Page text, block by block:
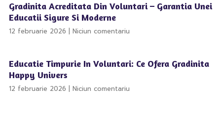
Gradinita Acreditata Din Voluntari – Garantia Unei
Educatii Sigure Si Moderne
12 februarie 2026 Niciun comentariu
Educatie Timpurie In Voluntari: Ce Ofera Gradinita
Happy Univers
12 februarie 2026 Niciun comentariu